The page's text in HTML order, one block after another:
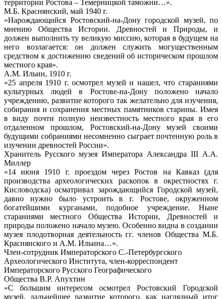
территории Ростова – Темерницкой таможни…».
М.Б. Краснянский, май 1940 г.
«Нарождающийся Ростовский-на-Дону городской музей, по
мнению Общества Истории. Древностей и Природы, и
должен выполнить ту великую миссию, которая в будущем на
него возлагается: он должен служить могущественным
средством к достижению сведений об историческом прошлом
местного края».
А.М. Ильин, 1910 г.
«25 апреля 1910 г. осмотрел музей и нашел, что стараниями
культурных людей в Ростове-на-Дону положено начало
учреждению, развитие которого так желательно для изучения,
собирания и сохранения местных памятников старины. Имея
в виду почти полную неизвестность местного края в его
отдаленном прошлом, Ростовский-на-Дону музей своими
будущими собраниями несомненно сыграет почтенную роль в
изучении древностей России».
Хранитель Русского музея Императора Александра III А.А.
Миллер
«14 июня 1910 г. проездом через Ростов на Кавказ (для
производства археологических раскопок в окрестностях г.
Кисловодска) осматривал зарождающийся Городской музей,
давно нужно было устроить в г. Ростове, окруженном
богатейшими курганами, подобное учреждение. Ныне
стараниями местного Общества Истории, Древностей и
природы положено начало музею. Особенно видна в создании
музея плодотворная деятельность гг. членов Общества М.Б.
Краснянского и А.М. Ильина…».
Член-сотрудник Императорского С.-Петербургского
Археологического Института, член-корреспондент
Императорского Русского Географического
Общества В.Р. Апухтин
«С большим интересом осмотрел Ростовский Городской
музей, дальнейшее развитие которого, как наглядный итог